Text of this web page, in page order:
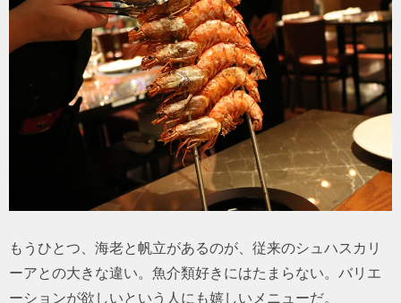
もうひとつ、海老と帆立があるのが、従来のシュハスカリ
ーアとの大きな違い。魚介類好きにはたまらない。バリエ
ーションが欲しいという人にも嬉しいメニューだ。